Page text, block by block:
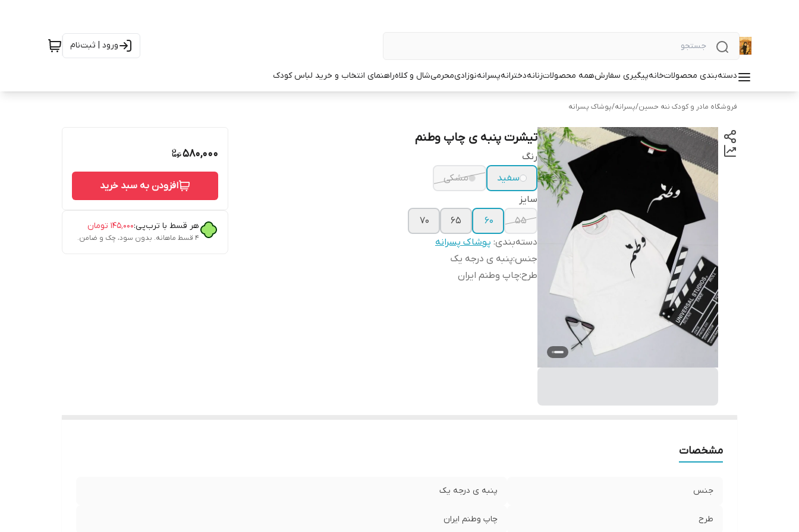
ورود | ثبت‌نام
دسته‌بندی محصولاتخانهپیگیری سفارشهمه محصولاتزنانهدخترانهپسرانهنوزادیمحرمیشال و کلاهراهنمای انتخاب و خرید لباس کودک
فروشگاه مادر و کودک ننه حسین/پسرانه/پوشاک پسرانه
تیشرت پنبه ی چاپ وطنم
رنگ
سفید
مشکی
سایز
۵۵
۶۰ ۶۵
۷۰
دسته‌بندی: پوشاک پسرانه
جنس:پنبه ی درجه یک
طرح:چاپ وطنم ایران
580,000
افزودن به سبد خرید
هر قسط با ترب‌پی:۱۴۵٬۰۰۰ تومان
۴ قسط ماهانه. بدون سود، چک و ضامن.
مشخصات
جنس پنبه ی درجه یک
طرح چاپ وطنم ایران